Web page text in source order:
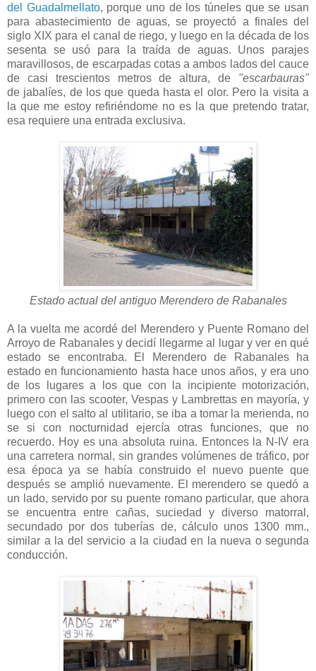
del Guadalmellato, porque uno de los túneles que se usan
para abastecimiento de aguas, se proyectó a finales del
siglo XIX para el canal de riego, y luego en la década de los
sesenta se usó para la traída de aguas. Unos parajes
maravillosos, de escarpadas cotas a ambos lados del cauce
de casi trescientos metros de altura, de "escarbauras"
de jabalíes, de los que queda hasta el olor. Pero la visita a
la que me estoy refiriéndome no es la que pretendo tratar,
esa requiere una entrada exclusiva.
Estado actual del antiguo Merendero de Rabanales
A la vuelta me acordé del Merendero y Puente Romano del
Arroyo de Rabanales y decidí llegarme al lugar y ver en qué
estado se encontraba. El Merendero de Rabanales ha
estado en funcionamiento hasta hace unos años, y era uno
de los lugares a los que con la incipiente motorización,
primero con las scooter, Vespas y Lambrettas en mayoría, y
luego con el salto al utilitario, se iba a tomar la merienda, no
se si con nocturnidad ejercía otras funciones, que no
recuerdo. Hoy es una absoluta ruina. Entonces la N-IV era
una carretera normal, sin grandes volúmenes de tráfico, por
esa época ya se había construido el nuevo puente que
después se amplió nuevamente. El merendero se quedó a
un lado, servido por su puente romano particular, que ahora
se encuentra entre cañas, suciedad y diverso matorral,
secundado por dos tuberías de, cálculo unos 1300 mm.,
similar a la del servicio a la ciudad en la nueva o segunda
conducción.